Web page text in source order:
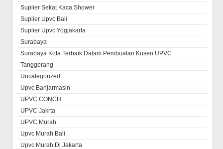
Suplier Sekat Kaca Shower
Suplier Upvc Bali
Suplier Upvc Yogjakarta
Surabaya
Surabaya Kota Terbaik Dalam Pembuatan Kusen UPVC
Tanggerang
Uncategorized
Upvc Banjarmasin
UPVC CONCH
UPVC Jakrta
UPVC Murah
Upvc Murah Bali
Upvc Murah Di Jakarta